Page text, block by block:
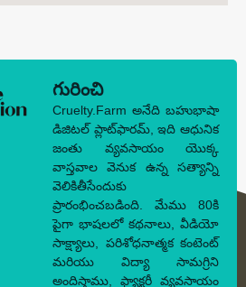
గురించి
Cruelty.Farm అనేది బహుభాషా
డిజిటల్ ప్లాట్‌ఫారమ్, ఇది ఆధునిక
జంతు వ్యవసాయం యొక్క
వాస్తవాల వెనుక ఉన్న సత్యాన్ని
వెలికితీసేందుకు
ప్రారంభించబడింది. మేము 80కి
పైగా భాషలలో కథనాలు, వీడియో
సాక్ష్యాలు, పరిశోధనాత్మక కంటెంట్
మరియు విద్యా సామగ్రిని
అందిస్తాము, ఫ్యాక్టరీ వ్యవసాయం